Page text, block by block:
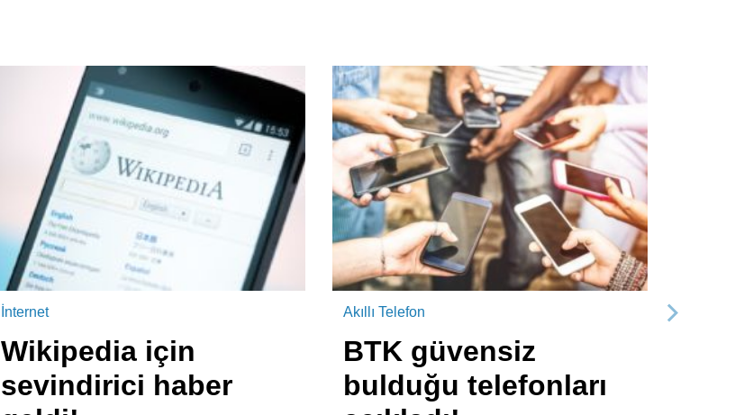
İnternet
Wikipedia için
sevindirici haber
Akıllı Telefon
BTK güvensiz
bulduğu telefonları
Sonraki